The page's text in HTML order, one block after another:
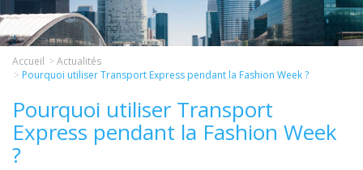
Accueil
Actualités
Pourquoi utiliser Transport Express pendant la Fashion Week ?
Pourquoi utiliser Transport
Express pendant la Fashion Week
?